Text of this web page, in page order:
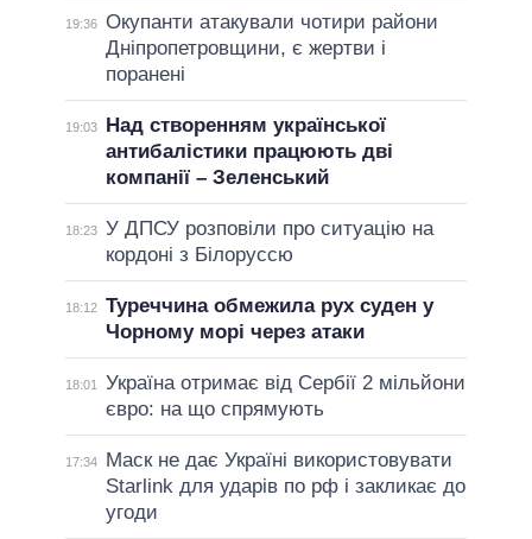
19:36 Окупанти атакували чотири райони
Дніпропетровщини, є жертви і
поранені
19:03
Над створенням української
антибалістики працюють дві
компанії – Зеленський
18:23 У ДПСУ розповіли про ситуацію на
кордоні з Білоруссю
18:12 Туреччина обмежила рух суден у
Чорному морі через атаки
18:01
Україна отримає від Сербії 2 мільйони
євро: на що спрямують
17:34
Маск не дає Україні використовувати
Starlink для ударів по рф і закликає до
угоди